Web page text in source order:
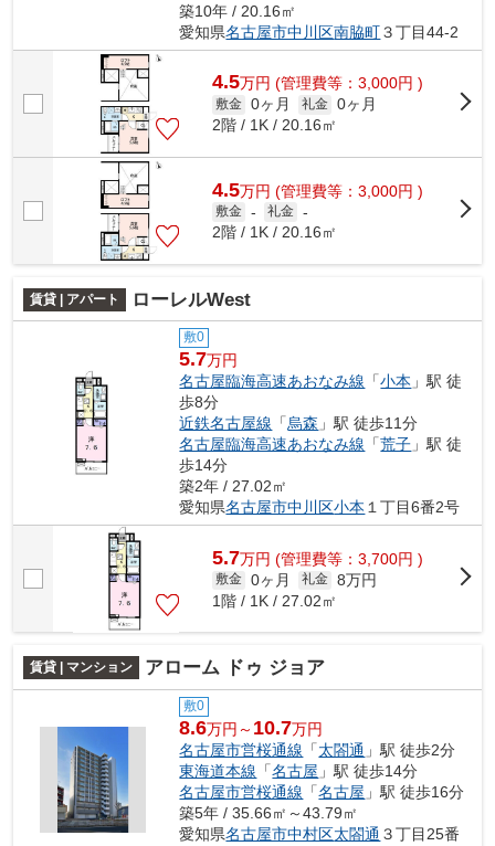
築10年 / 20.16㎡
愛知県名古屋市中川区南脇町３丁目44-2
4.5万円 (管理費等：3,000円 )
敷金 0ヶ月 礼金 0ヶ月
2階 / 1K / 20.16㎡
4.5万円 (管理費等：3,000円 )
敷金 - 礼金 -
2階 / 1K / 20.16㎡
賃貸 | アパート ローレルWest
敷0
5.7万円
名古屋臨海高速あおなみ線 「小本 」駅 徒
歩8分
近鉄名古屋線 「烏森 」駅 徒歩11分
名古屋臨海高速あおなみ線 「荒子 」駅 徒
歩14分
築2年 / 27.02㎡
愛知県名古屋市中川区小本 １丁目6番2号
5.7万円 (管理費等：3,700円 )
敷金 0ヶ月 礼金 8万円
1階 / 1K / 27.02㎡
賃貸 | マンション アローム ドゥ ジョア
敷0
8.6万円～ 10.7万円
名古屋市営桜通線 「太閤通 」駅 徒歩2分
東海道本線 「名古屋 」駅 徒歩14分
名古屋市営桜通線 「名古屋 」駅 徒歩16分
築5年 / 35.66㎡～43.79㎡
愛知県名古屋市中村区太閤通 ３丁目25番